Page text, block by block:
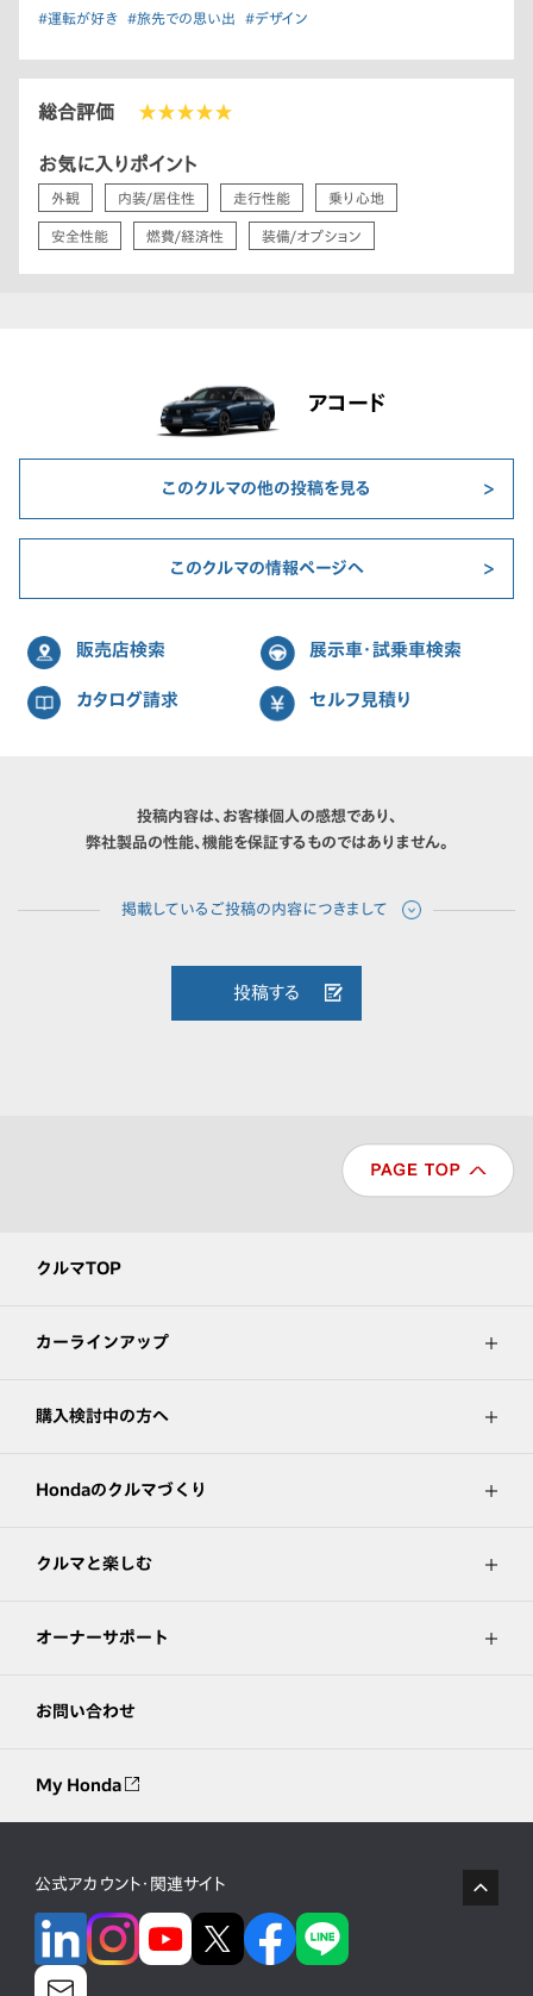
#運転が好き #旅先での思い出 #デザイン
総合評価 ★★★★★
お気に入りポイント
外観 内装/居住性 走行性能 乗り心地
安全性能 燃費/経済性 装備/オプション
アコード
このクルマの他の投稿を見る
このクルマの情報ページへ
販売店検索 展示車・試乗車検索
カタログ請求 セルフ見積り
投稿内容は、お客様個人の感想であり、
弊社製品の性能、機能を保証するものではありません。
投稿する
クルマTOP
カーラインアップ
購入検討中の方へ
Hondaのクルマづくり
クルマと楽しむ
オーナーサポート
お問い合わせ
My Honda
公式アカウント・関連サイト